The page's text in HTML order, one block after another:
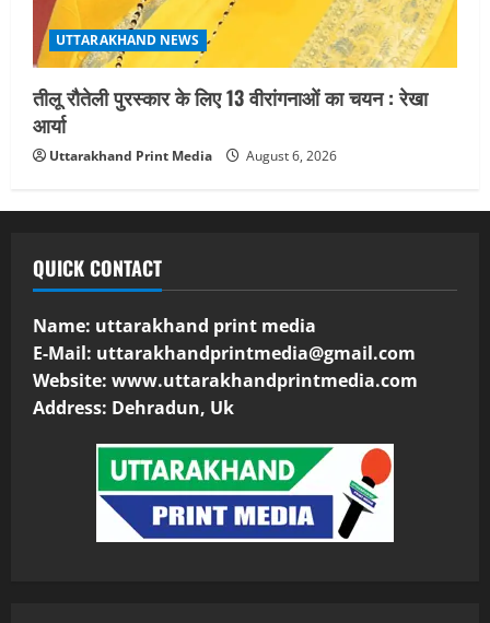
UTTARAKHAND NEWS
तीलू रौतेली पुरस्कार के लिए 13 वीरांगनाओं का चयन : रेखा
आर्या
Uttarakhand Print Media August 6, 2026
QUICK CONTACT
Name: uttarakhand print media
E-Mail: uttarakhandprintmedia@gmail.com
Website: www.uttarakhandprintmedia.com
Address: Dehradun, Uk